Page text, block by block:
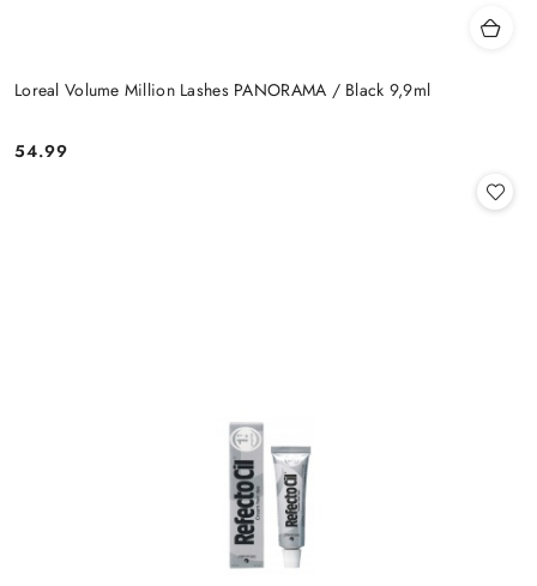
Loreal Volume Million Lashes PANORAMA / Black 9,9ml
Cena:
54.99